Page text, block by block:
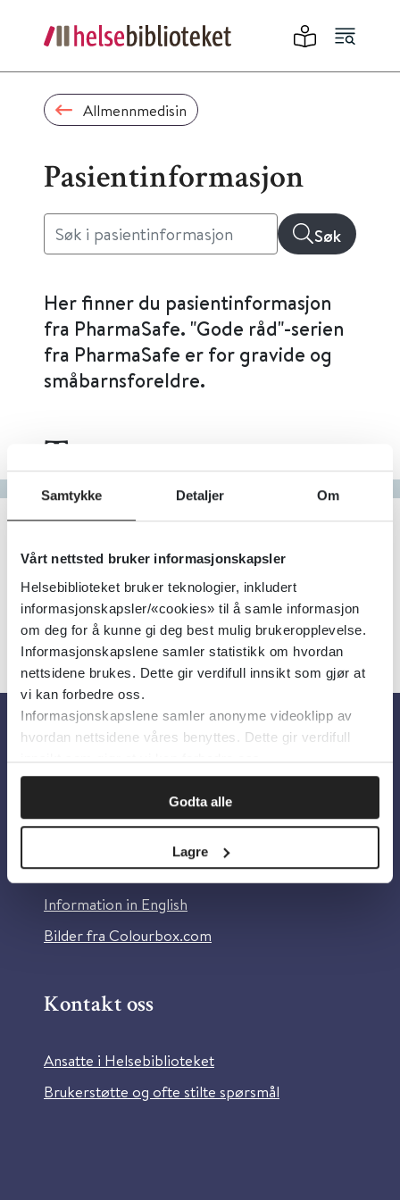
Samtykke Detaljer Om
Vårt nettsted bruker informasjonskapsler
Helsebiblioteket bruker teknologier, inkludert
informasjonskapsler/«cookies» til å samle informasjon
om deg for å kunne gi deg best mulig brukeropplevelse.
Informasjonskapslene samler statistikk om hvordan
nettsidene brukes. Dette gir verdifull innsikt som gjør at
vi kan forbedre oss.
Informasjonskapslene samler anonyme videoklipp av
hvordan nettsidene våres benyttes. Dette gir verdifull
innsikt som gjør at vi kan forbedre oss.
Godta alle
Lagre
Allmennmedisin
Pasientinformasjon
Søk
Her finner du pasientinformasjon
fra PharmaSafe. "Gode råd"-serien
fra PharmaSafe er for gravide og
småbarnsforeldre.
Tema
Gå til bokstav
Filter
0Treff Alfabetisk
Om oss
Om Helsebiblioteket
Personvern og informasjonskapsler
Tilgjengelighetserklæring
Information in English
Bilder fra Colourbox.com
Kontakt oss
Ansatte i Helsebiblioteket
Brukerstøtte og ofte stilte spørsmål